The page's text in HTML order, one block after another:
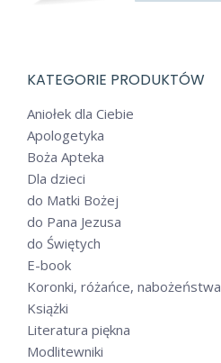
KATEGORIE PRODUKTÓW
Aniołek dla Ciebie
Apologetyka
Boża Apteka
Dla dzieci
do Matki Bożej
do Pana Jezusa
do Świętych
E-book
Koronki, różańce, nabożeństwa
Książki
Literatura piękna
Modlitewniki